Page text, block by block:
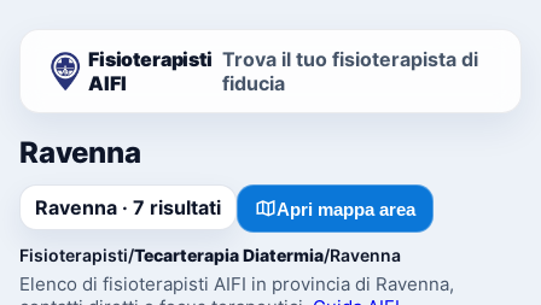
Fisioterapisti
AIFI
Trova il tuo fisioterapista di
fiducia
Ravenna
Ravenna · 7 risultati Apri mappa area
Fisioterapisti/Tecarterapia Diatermia/Ravenna
Elenco di fisioterapisti AIFI in provincia di Ravenna,